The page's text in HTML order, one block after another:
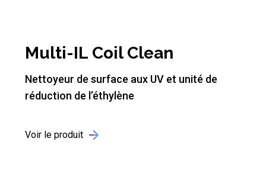
Multi-IL Coil Clean
Nettoyeur de surface aux UV et unité de
réduction de l’éthylène
Voir le produit